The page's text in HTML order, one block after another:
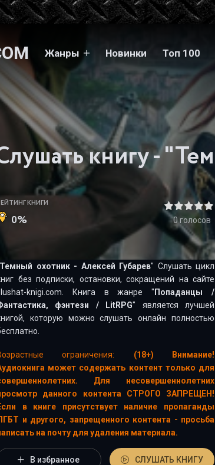
Жанры Новинки Топ 100
КНИГИ
0% 0голосов
Темный охотник - Алексей Губарев" Слушать цикл
без подписки, остановки, сокращений на сайте
knigi.com. Книга в жанре " Попаданцы /
фэнтези / LitRPG" является лучшей
которую можно слушать онлайн полностью
ограничения:
(18+) Внимание!
может содержать контент только для
Для несовершеннолетних
данного контента СТРОГО ЗАПРЕЩЕН!
в книге присутствует наличие пропаганды
и другого, запрещенного контента - просьба
на почту для удаления материала.
В избранное СЛУШАТЬ КНИГУ